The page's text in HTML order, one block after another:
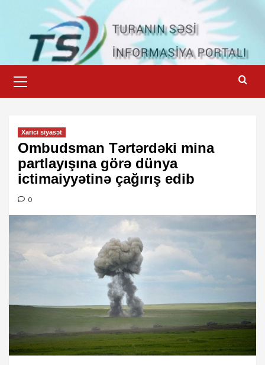
content
Menu
Xarici siyasət
Ombudsman Tərtərdəki mina
partlayışına görə dünya
ictimaiyyətinə çağırış edib
0